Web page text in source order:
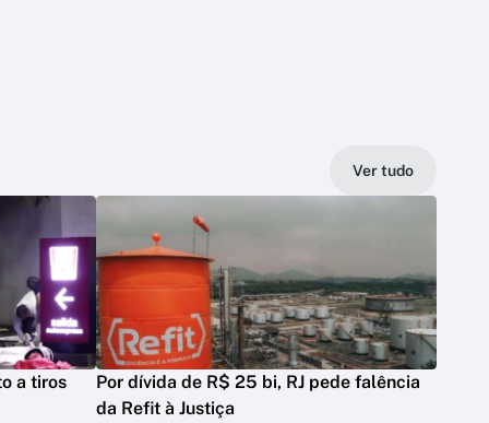
Ver tudo
a tiros
Por dívida de R$ 25 bi, RJ pede falência
da Refit à Justiça